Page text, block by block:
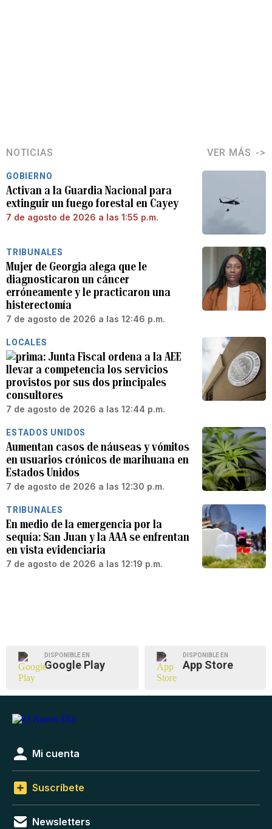
NOTICIAS VER MÁS
GOBIERNO
Activan a la Guardia Nacional para
extinguir un fuego forestal en Cayey
7 de agosto de 2026 a las 1:55 p.m.
TRIBUNALES
Mujer de Georgia alega que le
diagnosticaron un cáncer
erróneamente y le practicaron una
histerectomía
7 de agosto de 2026 a las 12:46 p.m.
LOCALES
Junta Fiscal ordena a la AEE
llevar a competencia los servicios
provistos por sus dos principales
consultores
7 de agosto de 2026 a las 12:44 p.m.
ESTADOS UNIDOS
Aumentan casos de náuseas y vómitos
en usuarios crónicos de marihuana en
Estados Unidos
7 de agosto de 2026 a las 12:30 p.m.
TRIBUNALES
En medio de la emergencia por la
sequía: San Juan y la AAA se enfrentan
en vista evidenciaria
7 de agosto de 2026 a las 12:19 p.m.
DISPONIBLE EN
Google Play
DISPONIBLE EN
App Store
Mi cuenta
Suscríbete
Newsletters